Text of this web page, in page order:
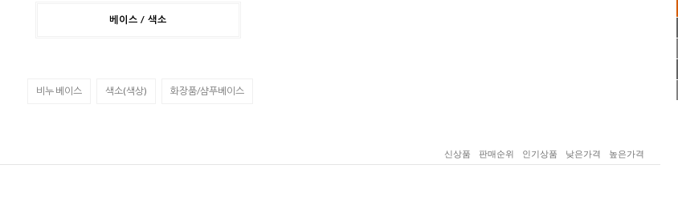
베이스 / 색소
비누 베이스 색소(색상) 화장품/샴푸베이스
신상품 판매순위 인기상품 낮은가격 높은가격